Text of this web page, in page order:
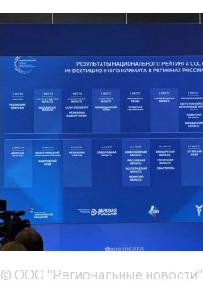
© ООО "Региональные новости"